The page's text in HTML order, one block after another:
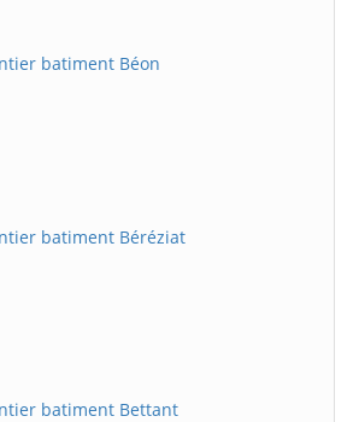
batiment Béon
batiment Béréziat
batiment Bettant